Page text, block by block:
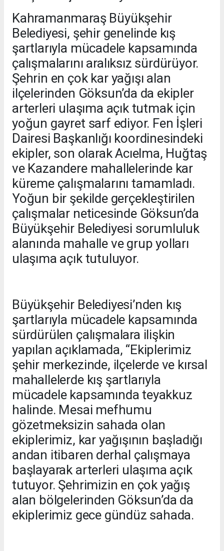
Kahramanmaraş Büyükşehir
Belediyesi, şehir genelinde kış
şartlarıyla mücadele kapsamında
çalışmalarını aralıksız sürdürüyor.
Şehrin en çok kar yağışı alan
ilçelerinden Göksun’da da ekipler
arterleri ulaşıma açık tutmak için
yoğun gayret sarf ediyor. Fen İşleri
Dairesi Başkanlığı koordinesindeki
ekipler, son olarak Acıelma, Huğtaş
ve Kazandere mahallelerinde kar
küreme çalışmalarını tamamladı.
Yoğun bir şekilde gerçekleştirilen
çalışmalar neticesinde Göksun’da
Büyükşehir Belediyesi sorumluluk
alanında mahalle ve grup yolları
ulaşıma açık tutuluyor.
Büyükşehir Belediyesi’nden kış
şartlarıyla mücadele kapsamında
sürdürülen çalışmalara ilişkin
yapılan açıklamada, “Ekiplerimiz
şehir merkezinde, ilçelerde ve kırsal
mahallelerde kış şartlarıyla
mücadele kapsamında teyakkuz
halinde. Mesai mefhumu
gözetmeksizin sahada olan
ekiplerimiz, kar yağışının başladığı
andan itibaren derhal çalışmaya
başlayarak arterleri ulaşıma açık
tutuyor. Şehrimizin en çok yağış
alan bölgelerinden Göksun’da da
ekiplerimiz gece gündüz sahada.